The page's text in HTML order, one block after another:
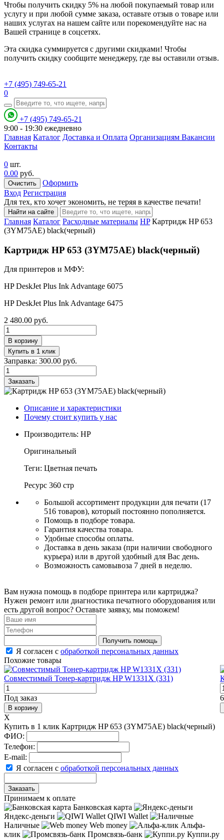
Чтобы получить скидку 5% на любой покупаемый товар или
услугу и при любой сумме заказа, оставьте отзыв о товаре или
наших услугах на нашем сайте или порекомендуйте нас на
Вашей странице в соцсетях.
Эта скидка суммируется с другими скидками! Чтобы
получить скидку сообщите менеджеру, где вы оставили отзыв.
+7 (495) 749-65-21
0
+7 (495) 749-65-21
9:00 - 19:30 ежедневно
Главная Каталог Доставка и Оплата Организациям Вакансии
Контакты
0 шт.
0.00 руб.
Очистить
Оформить
Вход Регистрация
Для тех, кто хочет экономить, не теряя в качестве печати!
Найти на сайте
Главная Каталог Расходные материалы HP Картридж HP 653
(3YM75AE) black(черный)
Картридж HP 653 (3YM75AE) black(черный)
Для принтеров и МФУ:
HP DeskJet Plus Ink Advantage 6075
HP DeskJet Plus Ink Advantage 6475
2 480.00 руб.
В корзину
Купить в 1 клик
Заправка: 300.00 руб.
Заказать
Описание и характеристики
Почему стоит купить у нас
Производитель: HP
Оригинальный
Теги: Цветная печать
Ресурс 360 стр
Большой ассортимент продукции для печати (17
516 товаров), который постоянно пополняется.
Помощь в подборе товара.
Гарантия качества товара.
Удобные способы оплаты.
Доставка в день заказа (при наличии свободного
курьера) или в другой удобный для Вас день.
Возможность самовывоза 7 дней в неделю.
Вам нужна помощь в подборе принтера или картриджа?
Нужен ремонт или диагностика печатного оборудования или
есть другой вопрос? Оставьте заявку, мы поможем!
Получить помощь
Я согласен с обработкой персональных данных
Похожие товары
Cовместимый Тонер-картридж HP W1331X (331)
Под заказ
В корзину
X
Купить в 1 клик Картридж HP 653 (3YM75AE) black(черный)
ФИО:
Телефон:
E-mail:
Я согласен с обработкой персональных данных
Заказать
Принимаем к оплате
Банковская карта
Яндекс-деньги
QIWI Wallet
Наличные
Web money
Альфа-
клик
Промсвязь-банк
Куппи.ру